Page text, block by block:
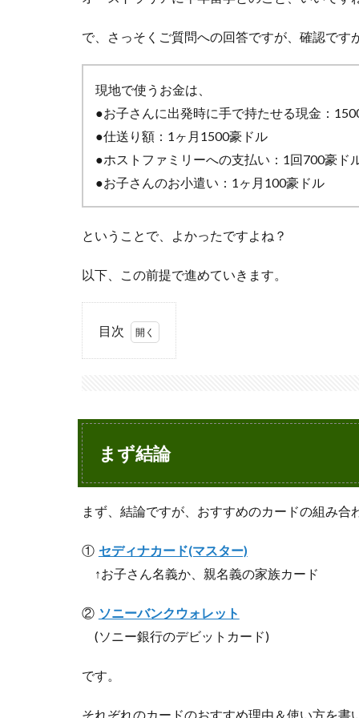
で、さっそくご質問への回答ですが、確認です
現地で使うお金は、
●お子さんに出発時に手で持たせる現金：
●仕送り額：1ヶ月1500豪ドル
●ホストファミリーへの支払い：1回700豪ド
●お子さんのお小遣い：1ヶ月100豪ドル
ということで、よかったですよね？
以下、この前提で進めていきます。
目次
論
2
デ
ィ
ナ
ー
ド
タ
ー)
お
まず結論
まず、結論ですが、おすすめのカードの組み合
① セディナカード(マスター)
↑お子さん名義か、親名義の家族カード
② ソニーバンクウォレット
(ソニー銀行のデビットカード)
です。
それぞれのカードのおすすめ理由＆使い方を書